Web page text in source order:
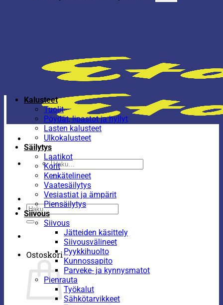
Etsi:
Etsi:
Ostoskori
Kalusteet
Tuolit
Pöydät, lipastot ja hyllyt
Lasten kalusteet
Ulkokalusteet
Säilytys
Laatikot
Korit
Kenkätelineet
Vaatesäilytys
Vesiastiat ja ämpärit
Piensäilytys
Siivous
Siivous
Jätteiden käsittely
Siivousvälineet
Pyykkihuolto
Kunnossapito
Parveke- ja kynnysmatot
Pienrauta
Työkalut
Sähkötarvikkeet